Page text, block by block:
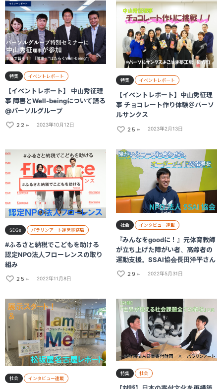
特集 イベントレポート
【イベントレポート】 中山秀征理
事 障害とWell-beingについて語る
@パーソルグループ
22+
2023年10月12日
特集 イベントレポート
【イベントレポート】中山秀征理
事 チョコレート作り体験＠パーソ
ルサンクス
25+
2023年2月13日
SDGs パラリンアート運営事務局
#ふるさと納税でこどもを助ける
認定NPO法人フローレンスの取り
組み
25+
2022年11月8日
社会 インタビュー連載
『みんなをgoodに！』元体育教師
が立ち上げた障がい者、高齢者の
運動支援。SSAI協会長田洋平さん
29+
2022年5月31日
社会 インタビュー連載
特集 社会